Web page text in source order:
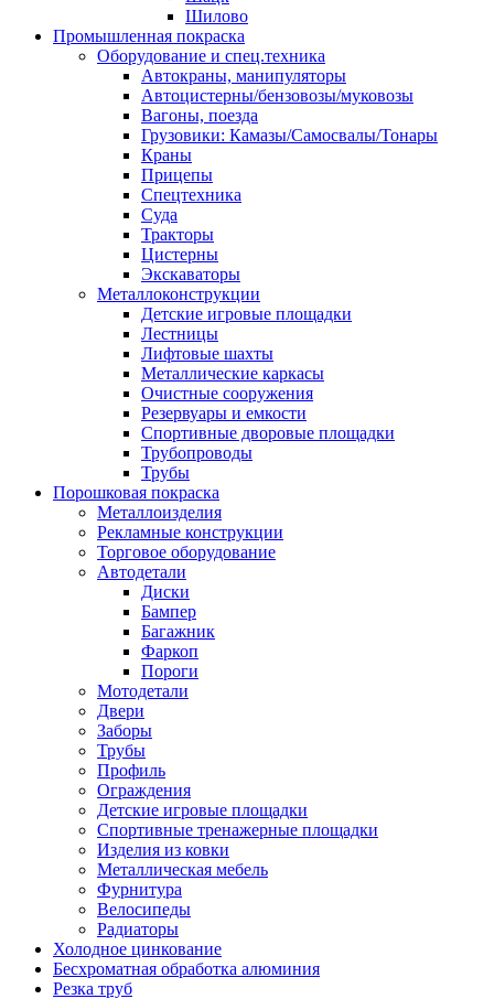
Шилово
Промышленная покраска
Оборудование и спец.техника
Автокраны, манипуляторы
Автоцистерны/бензовозы/муковозы
Вагоны, поезда
Грузовики: Камазы/Самосвалы/Тонары
Краны
Прицепы
Спецтехника
Суда
Тракторы
Цистерны
Экскаваторы
Металлоконструкции
Детские игровые площадки
Лестницы
Лифтовые шахты
Металлические каркасы
Очистные сооружения
Резервуары и емкости
Спортивные дворовые площадки
Трубопроводы
Трубы
Порошковая покраска
Металлоизделия
Рекламные конструкции
Торговое оборудование
Автодетали
Диски
Бампер
Багажник
Фаркоп
Пороги
Мотодетали
Двери
Заборы
Трубы
Профиль
Ограждения
Детские игровые площадки
Спортивные тренажерные площадки
Изделия из ковки
Металлическая мебель
Фурнитура
Велосипеды
Радиаторы
Холодное цинкование
Бесхроматная обработка алюминия
Резка труб